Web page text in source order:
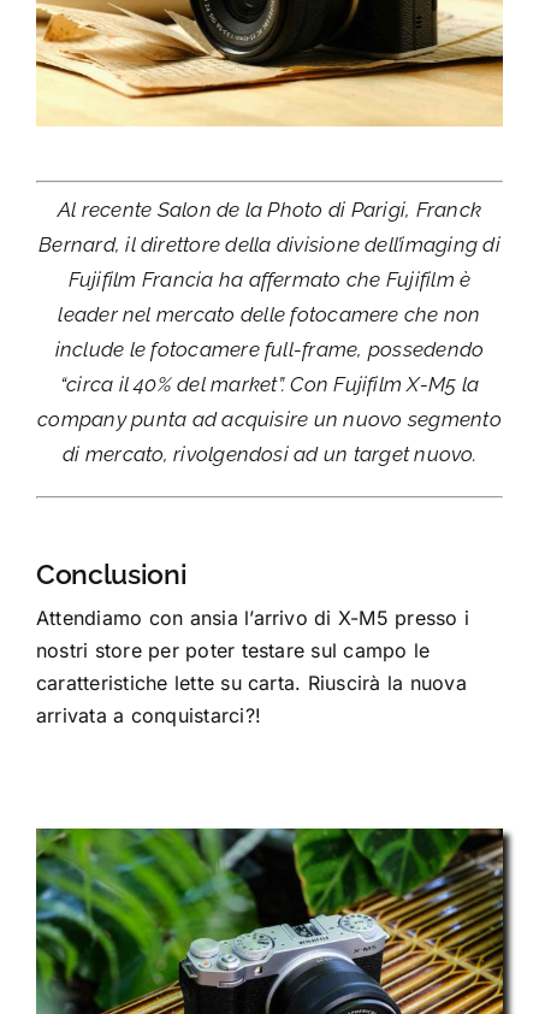
Al recente Salon de la Photo di Parigi, Franck
Bernard, il direttore della divisione dell’imaging di
Fujifilm Francia ha affermato che Fujifilm è
leader nel mercato delle fotocamere che non
include le fotocamere full-frame, possedendo
“circa il 40% del market”. Con Fujifilm X-M5 la
company punta ad acquisire un nuovo segmento
di mercato, rivolgendosi ad un target nuovo.
Conclusioni
Attendiamo con ansia l’arrivo di X-M5 presso i
nostri store per poter testare sul campo le
caratteristiche lette su carta. Riuscirà la nuova
arrivata a conquistarci?!